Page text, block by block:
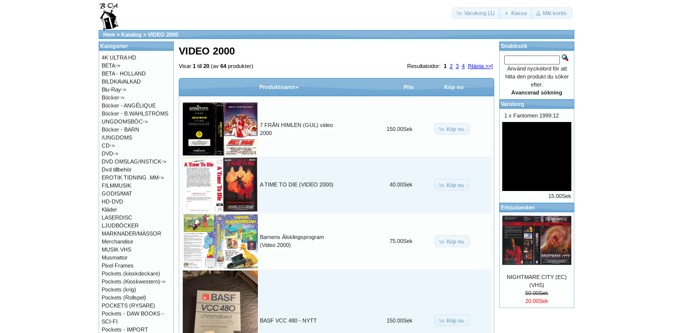
Varukorg (1) Kassa Mitt konto
Hem » Katalog » VIDEO 2000
VIDEO 2000
Resultatsidor: 1 2 3 4 [Nästa >>]
Visar 1 till 20 (av 64 produkter)
Produktnamn+ Pris Köp nu
7 FRÅN HIMLEN (GUL) video
2000
150.00Sek Köp nu
A TIME TO DIE (VIDEO 2000) 40.00Sek Köp nu
Barnens Älsklingsprogram
(Video 2000)
75.00Sek Köp nu
BASF VCC 480 - NYTT 150.00Sek Köp nu
Kategorier
4K ULTRA HD
BETA->
BETA - HOLLAND
BILDKAVALKAD
Blu-Ray->
Böcker->
Böcker - ANGÉLIQUE
Böcker - B.WAHLSTRÖMS
UNGDOMSBÖC->
Böcker - BARN
/UNGDOMS
CD->
DVD->
DVD OMSLAG/INSTICK->
Dvd tillbehör
EROTIK TIDNING .MM->
FILMMUSIK
GODIS/MAT
HD-DVD
Kläder
LASERDISC
LJUDBÖCKER
MARKNADER/MÄSSOR
Merchandise
MUSIK VHS
Musmattor
Pixel Frames
Pockets (kioskdeckare)
Pockets (Kioskwestern)->
Pockets (krig)
Pockets (Rollspel)
POCKETS (RYSARE)
Pockets - DAW BOOKS -
SCI-FI
Pockets - IMPORT
Snabbsök
Använd nyckelord för att
hitta den produkt du söker
efter.
Avancerad sökning
Varukorg
1 x Fantomen 1999:12
15.00Sek
Erbjudanden
NIGHTMARE CITY (EC)
(VHS)
50.00Sek
20.00Sek